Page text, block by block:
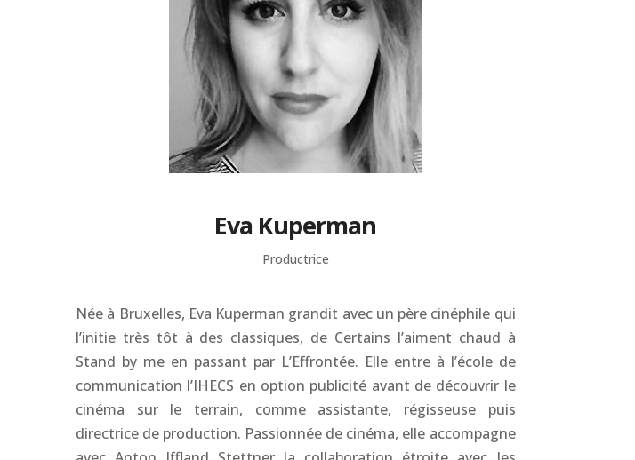
Eva Kuperman
Productrice
Née à Bruxelles, Eva Kuperman grandit avec un père cinéphile qui
l’initie très tôt à des classiques, de Certains l’aiment chaud à
Stand by me en passant par L’Effrontée. Elle entre à l’école de
communication l’IHECS en option publicité avant de découvrir le
cinéma sur le terrain, comme assistante, régisseuse puis
directrice de production. Passionnée de cinéma, elle accompagne